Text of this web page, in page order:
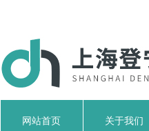
网站首页 关于我们